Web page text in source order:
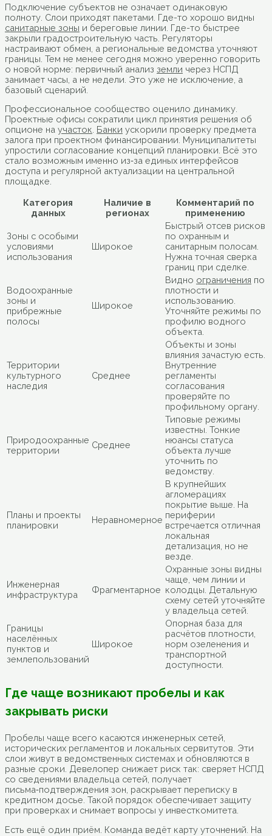
Подключение субъектов не означает одинаковую
полноту. Слои приходят пакетами. Где-то хорошо видны
санитарные зоны и береговые линии. Где-то быстрее
закрыли градостроительную часть. Регуляторы
настраивают обмен, а региональные ведомства уточняют
границы. Тем не менее сегодня можно уверенно говорить
о новой норме: первичный анализ земли через НСПД
занимает часы, а не недели. Это уже не исключение, а
базовый сценарий.
Профессиональное сообщество оценило динамику.
Проектные офисы сократили цикл принятия решения об
опционе на участок Банки ускорили проверку предмета
залога при проектном финансировании. Муниципалитеты
упростили согласование концепций планировки. Всё это
стало возможным именно из‑за единых интерфейсов
доступа и регулярной актуализации на центральной
площадке.
Категория
данных
Наличие в
регионах
Комментарий по
применению
Зоны с особыми
условиями
использования
Широкое
Быстрый отсев рисков
по охранным и
санитарным полосам.
Нужна точная сверка
границ при сделке.
Водоохранные
зоны и
прибрежные
полосы
Широкое
Видно ограничения по
плотности и
использованию.
Уточняйте режимы по
профилю водного
объекта.
Территории
культурного
наследия
Среднее
Объекты и зоны
влияния зачастую есть.
Внутренние
регламенты
согласования
проверяйте по
профильному органу.
Природоохранные
территории
Среднее
Типовые режимы
известны. Тонкие
нюансы статуса
объекта лучше
уточнить по
ведомству.
Планы и проекты
планировки
Неравномерное
В крупнейших
агломерациях
покрытие выше. На
периферии
встречается отличная
локальная
детализация, но не
везде.
Инженерная
инфраструктура
Фрагментарное
Охранные зоны видны
чаще, чем линии и
колодцы. Детальную
схему сетей уточняйте
у владельца сетей.
Границы
населённых
пунктов и
землепользований
Широкое
Опорная база для
расчётов плотности,
норм озеленения и
транспортной
доступности.
Где чаще возникают пробелы и как
закрывать риски
Пробелы чаще всего касаются инженерных сетей,
исторических регламентов и локальных сервитутов. Эти
слои живут в ведомственных системах и обновляются в
разные сроки. Девелопер снижает риск так: сверяет НСПД
со сведениями владельца сетей, получает
письма‑подтверждения зон, раскрывает переписку в
кредитном досье. Такой порядок обеспечивает защиту
при проверках и снимает вопросы у инвесткомитета.
Есть ещё один приём. Команда ведёт карту уточнений. На